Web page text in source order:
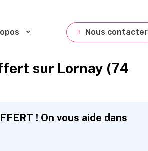
Nous contacter
sur Lornay (74
! On vous aide dans